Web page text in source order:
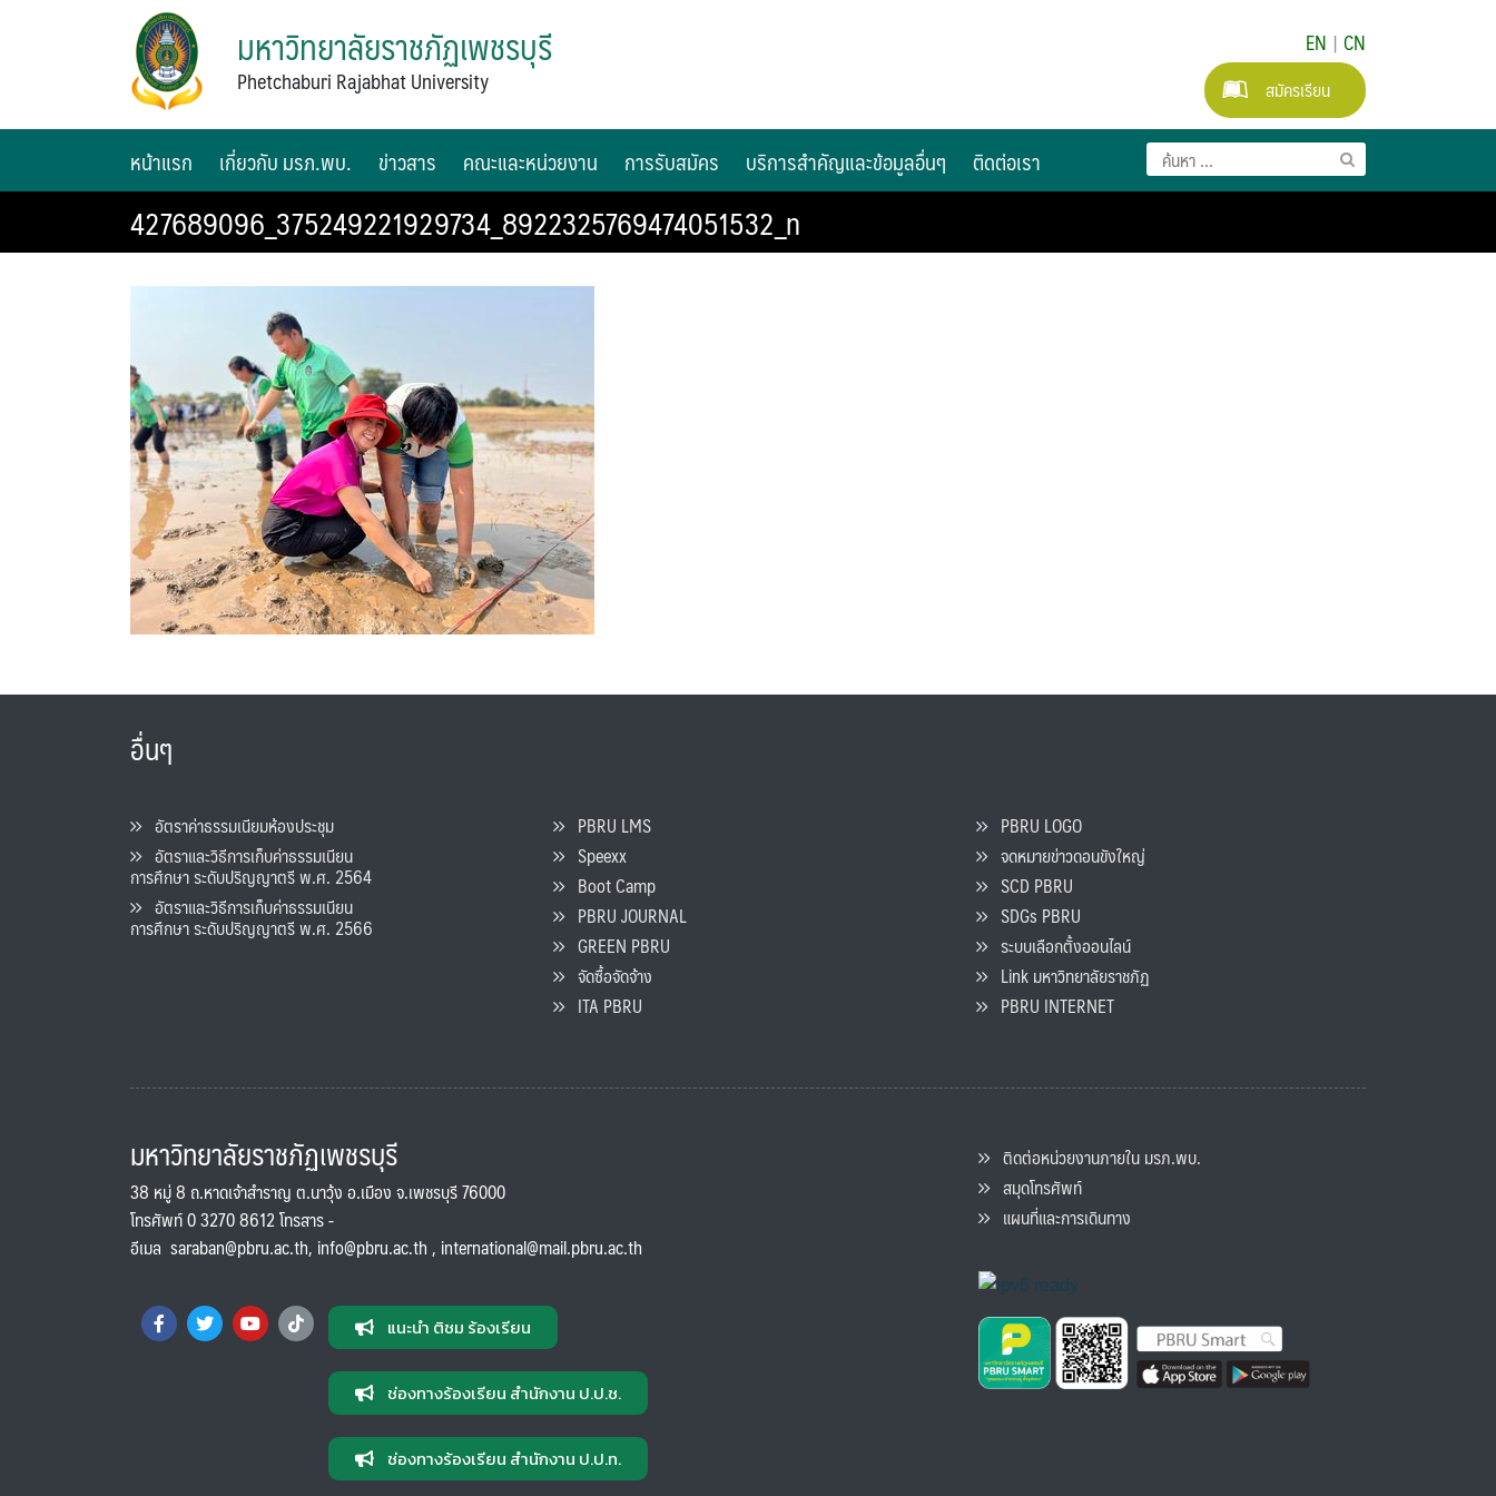
มหาวิทยาลัยราชภัฏเพชรบุรี
Phetchaburi Rajabhat University
EN | CN
สมัครเรียน
หน้าแรก เกี่ยวกับ มรภ.พบ. ข่าวสาร คณะและหน่วยงาน การรับสมัคร บริการสำคัญและข้อมูลอื่นๆ ติดต่อเรา
427689096_375249221929734_8922325769474051532_n
อื่นๆ
อัตราค่าธรรมเนียมห้องประชุม
อัตราและวิธีการเก็บค่าธรรมเนียน
การศึกษา ระดับปริญญาตรี พ.ศ. 2564
อัตราและวิธีการเก็บค่าธรรมเนียน
การศึกษา ระดับปริญญาตรี พ.ศ. 2566
PBRU LMS
Speexx
Boot Camp
PBRU JOURNAL
GREEN PBRU
จัดซื้อจัดจ้าง
ITA PBRU
PBRU LOGO
จดหมายข่าวดอนขังใหญ่
SCD PBRU
SDGs PBRU
ระบบเลือกตั้งออนไลน์
Link มหาวิทยาลัยราชภัฏ
PBRU INTERNET
มหาวิทยาลัยราชภัฏเพชรบุรี
38 หมู่ 8 ถ.หาดเจ้าสำราญ ต.นาวุ้ง อ.เมือง จ.เพชรบุรี 76000
โทรศัพท์ 0 3270 8612 โทรสาร -
อีเมล saraban@pbru.ac.th, info@pbru.ac.th, international@mail.pbru.ac.th
แนะนำ ติชม ร้องเรียน
ช่องทางร้องเรียน สำนักงาน ป.ป.ช.
ช่องทางร้องเรียน สำนักงาน ป.ป.ท.
ติดต่อหน่วยงานภายใน มรภ.พบ.
สมุดโทรศัพท์
แผนที่และการเดินทาง